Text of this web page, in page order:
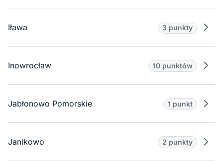
Iława 3 punkty
Inowrocław 10 punktów
Jabłonowo Pomorskie 1 punkt
Janikowo 2 punkty